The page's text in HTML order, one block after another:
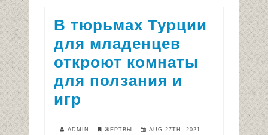
В тюрьмах Турции
для младенцев
откроют комнаты
для ползания и
игр
ADMIN ЖЕРТВЫ AUG 27TH, 2021